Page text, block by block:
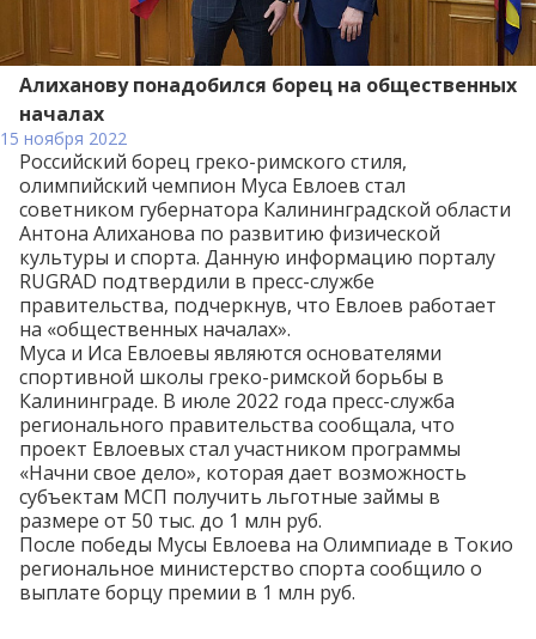
Алиханову понадобился борец на общественных
началах
15 ноября 2022
Российский борец греко-римского стиля,
олимпийский чемпион Муса Евлоев стал
советником губернатора Калининградской области
Антона Алиханова по развитию физической
культуры и спорта. Данную информацию порталу
RUGRAD подтвердили в пресс-службе
правительства, подчеркнув, что Евлоев работает
на «общественных началах».
Муса и Иса Евлоевы являются основателями
спортивной школы греко-римской борьбы в
Калининграде. В июле 2022 года пресс-служба
регионального правительства сообщала, что
проект Евлоевых стал участником программы
«Начни свое дело», которая дает возможность
субъектам МСП получить льготные займы в
размере от 50 тыс. до 1 млн руб.
После победы Мусы Евлоева на Олимпиаде в Токио
региональное министерство спорта сообщило о
выплате борцу премии в 1 млн руб.